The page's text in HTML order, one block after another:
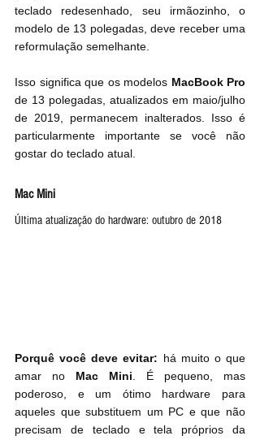
teclado redesenhado, seu irmãozinho, o
modelo de 13 polegadas, deve receber uma
reformulação semelhante.
Isso significa que os modelos MacBook Pro
de 13 polegadas, atualizados em maio/julho
de 2019, permanecem inalterados. Isso é
particularmente importante se você não
gostar do teclado atual.
Mac Mini
Última atualização do hardware: outubro de 2018
Porquê você deve evitar: há muito o que
amar no Mac Mini. É pequeno, mas
poderoso, e um ótimo hardware para
aqueles que substituem um PC e que não
precisam de teclado e tela próprios da